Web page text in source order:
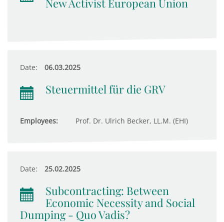
New Activist European Union
Date: 06.03.2025
Steuermittel für die GRV
Employees: Prof. Dr. Ulrich Becker, LL.M. (EHI)
Date: 25.02.2025
Subcontracting: Between
Economic Necessity and Social
Dumping - Quo Vadis?